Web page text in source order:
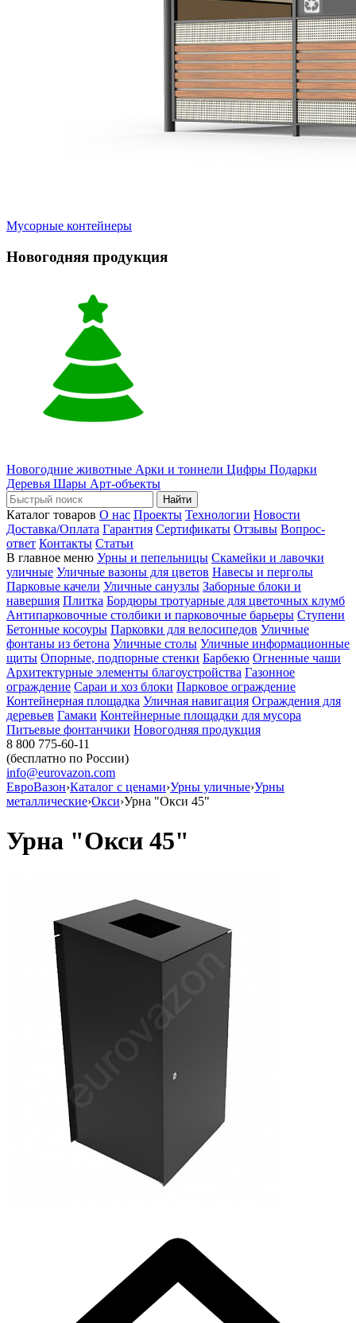
Мусорные контейнеры
Новогодняя продукция
Новогодние животные Арки и тоннели Цифры Подарки
Деревья Шары Арт-объекты
Найти
Каталог товаров О нас Проекты Технологии Новости
Доставка/Оплата Гарантия Сертификаты Отзывы Вопрос-
ответ Контакты Статьи
В главное меню Урны и пепельницы Скамейки и лавочки
уличные Уличные вазоны для цветов Навесы и перголы
Парковые качели Уличные санузлы Заборные блоки и
навершия Плитка Бордюры тротуарные для цветочных клумб
Антипарковочные столбики и парковочные барьеры Ступени
Бетонные косоуры Парковки для велосипедов Уличные
фонтаны из бетона Уличные столы Уличные информационные
щиты Опорные, подпорные стенки Барбекю Огненные чаши
Архитектурные элементы благоустройства Газонное
ограждение Сараи и хоз блоки Парковое ограждение
Контейнерная площадка Уличная навигация Ограждения для
деревьев Гамаки Контейнерные площадки для мусора
Питьевые фонтанчики Новогодняя продукция
8 800 775-60-11
(бесплатно по России)
info@eurovazon.com
ЕвроВазон›Каталог с ценами›Урны уличные›Урны
металлические›Окси›Урна "Окси 45"
Урна "Окси 45"